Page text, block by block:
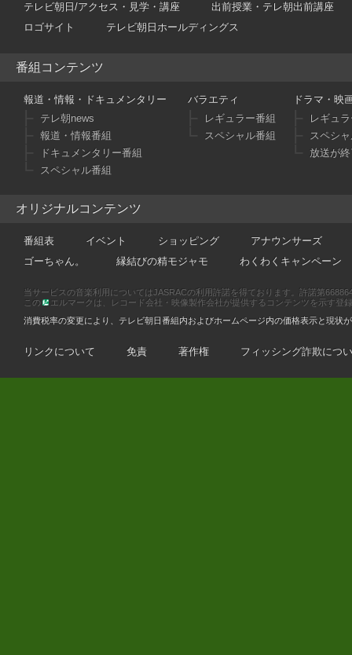
テレビ朝日/アクセス・見学・講座
出前授業・テレ朝出前講座
ロゴサイト
テレビ朝日ホールディングス
番組コンテンツ
報道・情報・ドキュメンタリー
テレ朝news
報道・情報番組
ドキュメンタリー番組
スペシャル番組
バラエティ
レギュラー番組
スペシャル番組
ドラマ・映
レギュ
スペシ
放送が
オリジナルコンテンツ
番組表 イベント ショッピング
アナウンサーズ
ゴーちゃん。
縁結びの精モジャモ わくわくキャンペーン
当サービスの音楽利用についてはJASRACの利用許諾を得ております。許諾第
この
エルマークは、レコード会社・映像製作会社が提供するコンテンツを示す登
消費税率の変更により、テレビ朝日番組内およびホームページ内の価格表示と現状
リンクについて 免責 著作権 フィッシング詐欺につ